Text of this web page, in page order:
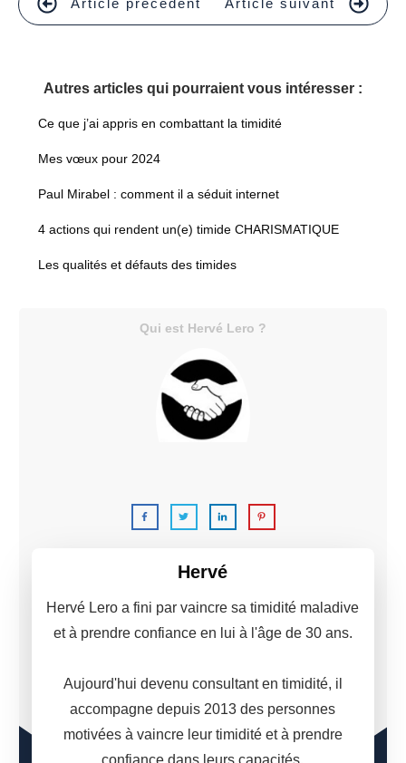
Autres articles qui pourraient vous intéresser :
Ce que j’ai appris en combattant la timidité
Mes vœux pour 2024
Paul Mirabel : comment il a séduit internet
4 actions qui rendent un(e) timide CHARISMATIQUE
Les qualités et défauts des timides
Qui est Hervé Lero ?
Hervé Lero.
Hervé
Hervé Lero a fini par vaincre sa timidité maladive
et à prendre confiance en lui à l'âge de 30 ans.
Aujourd'hui devenu consultant en timidité, il
accompagne depuis 2013 des personnes
motivées à vaincre leur timidité et à prendre
confiance dans leurs capacités.